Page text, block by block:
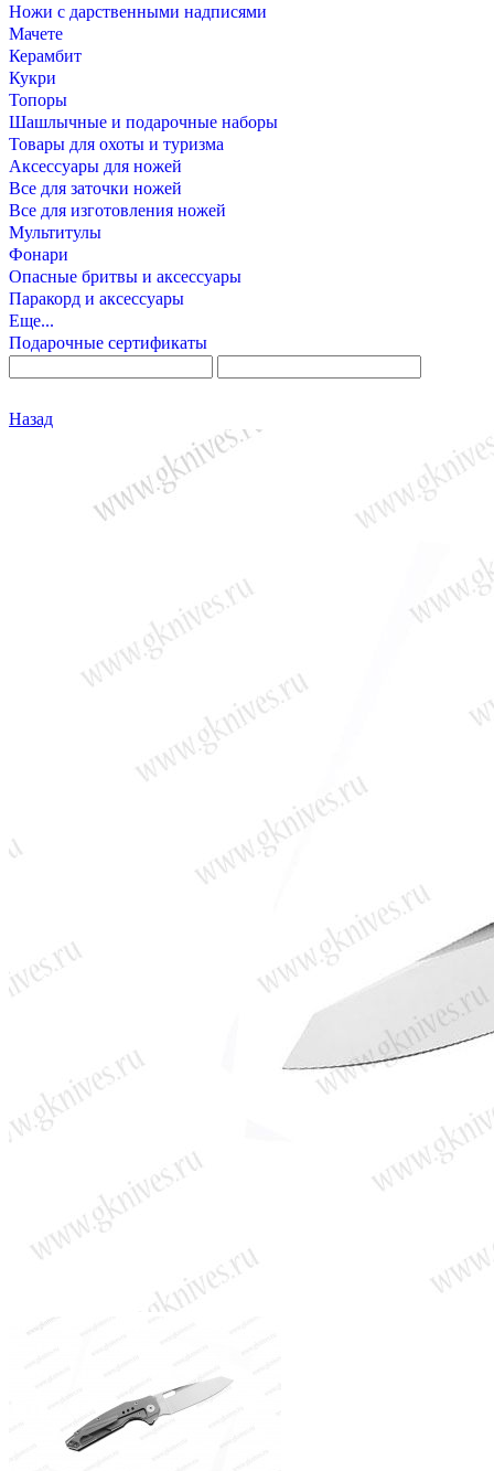
Ножи с дарственными надписями
Мачете
Керамбит
Кукри
Топоры
Шашлычные и подарочные наборы
Товары для охоты и туризма
Аксессуары для ножей
Все для заточки ножей
Все для изготовления ножей
Мультитулы
Фонари
Опасные бритвы и аксессуары
Паракорд и аксессуары
Еще...
Подарочные сертификаты
Назад